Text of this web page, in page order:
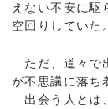
えない不安に駆
空回りしていた。
ただ、道々で
が不思議に落ち
出会う人とは